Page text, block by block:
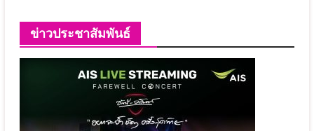
ข่าวประชาสัมพันธ์